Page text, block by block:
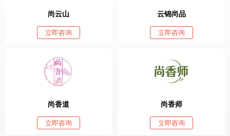
尚云山
立即咨询
云锦尚品
立即咨询
尚香道
立即咨询
尚香师
立即咨询